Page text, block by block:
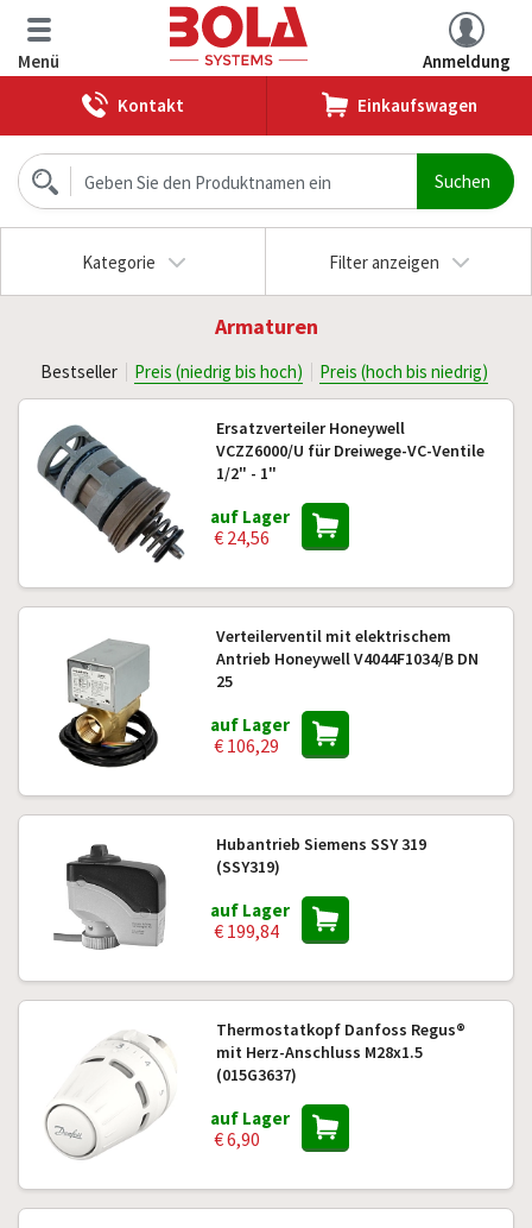
Menü
Anmeldung
Kontakt
Einkaufswagen
Kategorie Filter anzeigen
Armaturen
Bestseller Preis (niedrig bis hoch) Preis (hoch bis niedrig)
Ersatzverteiler Honeywell
VCZZ6000/U für Dreiwege-VC-Ventile
1/2" - 1"
auf Lager
€ 24,56
Verteilerventil mit elektrischem
Antrieb Honeywell V4044F1034/B DN
25
auf Lager
€ 106,29
Hubantrieb Siemens SSY 319
(SSY319)
auf Lager
€ 199,84
Thermostatkopf Danfoss Regus®
mit Herz-Anschluss M28x1.5
(015G3637)
auf Lager
€ 6,90